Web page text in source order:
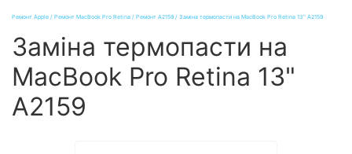
Ремонт Apple / Ремонт MacBook Pro Retina / Ремонт A2159 / Заміна термопасти на MacBook Pro Retina 13" A2159
Заміна термопасти на
MacBook Pro Retina 13"
A2159